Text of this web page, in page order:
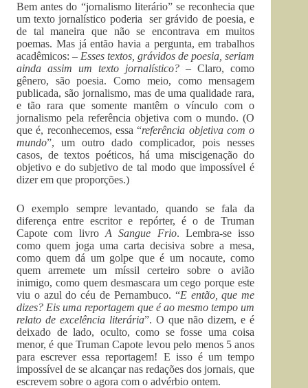
Bem antes do “jornalismo literário” se reconhecia que
um texto jornalístico poderia ser grávido de poesia, e
de tal maneira que não se encontrava em muitos
poemas. Mas já então havia a pergunta, em trabalhos
acadêmicos:– Esses textos, grávidos de poesia, seriam
ainda assim um texto jornalístico? – Claro, como
gênero, são poesia. Como meio, como mensagem
publicada, são jornalismo, mas de uma qualidade rara,
e tão rara que somente mantêm o vínculo com o
jornalismo pela referência objetiva com o mundo. (O
que é, reconhecemos, essa “referência objetiva com o
mundo”, um outro dado complicador, pois nesses
casos, de textos poéticos, há uma miscigenação do
objetivo e do subjetivo de tal modo que impossível é
dizer em que proporções.)
O exemplo sempre levantado, quando se fala da
diferença entre escritor e repórter, é o de Truman
Capote com livro A Sangue Frio. Lembra-se isso
como quem joga uma carta decisiva sobre a mesa,
como quem dá um golpe que é um nocaute, como
quem arremete um míssil certeiro sobre o avião
inimigo, como quem desmascara um cego porque este
viu o azul do céu de Pernambuco. “E então, que me
dizes? Eis uma reportagem que é ao mesmo tempo um
relato de excelência literária”. O que não dizem, e é
deixado de lado, oculto, como se fosse uma coisa
menor, é que Truman Capote levou pelo menos 5 anos
para escrever essa reportagem! E isso é um tempo
impossível de se alcançar nas redações dos jornais, que
escrevem sobre o agora com o advérbio ontem.